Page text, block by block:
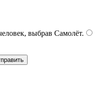
выбрав Самолёт.